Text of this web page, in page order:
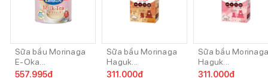
Sữa bầu Morinaga
E-Oka...
557.995đ
Sữa bầu Morinaga
Haguk...
311.000đ
Sữa bầu Morinaga
Haguk...
311.000đ